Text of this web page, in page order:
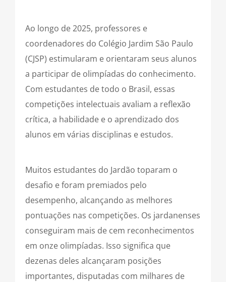
Ao longo de 2025, professores e
coordenadores do Colégio Jardim São Paulo
(CJSP) estimularam e orientaram seus alunos
a participar de olimpíadas do conhecimento.
Com estudantes de todo o Brasil, essas
competições intelectuais avaliam a reflexão
crítica, a habilidade e o aprendizado dos
alunos em várias disciplinas e estudos.
Muitos estudantes do Jardão toparam o
desafio e foram premiados pelo
desempenho, alcançando as melhores
pontuações nas competições. Os jardanenses
conseguiram mais de cem reconhecimentos
em onze olimpíadas. Isso significa que
dezenas deles alcançaram posições
importantes, disputadas com milhares de